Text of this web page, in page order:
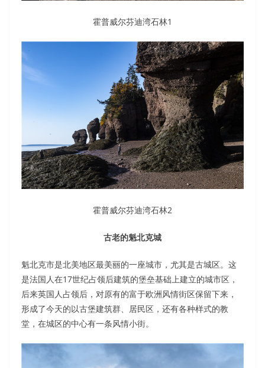
霍普威尔芬迪湾石林1
霍普威尔芬迪湾石林2
古老的魁北克城
魁北克市是北美地区最美丽的一座城市，尤其是古城区。这
是法国人在17世纪占领后建筑的堡垒基础上建立的城市区，
后来英国人占领后，对原有的富于欧洲风情街区保留下来，
形成了今天的以古堡建筑群、居民区，还有各种样式的教
堂，在城区的中心有一条风情小街。